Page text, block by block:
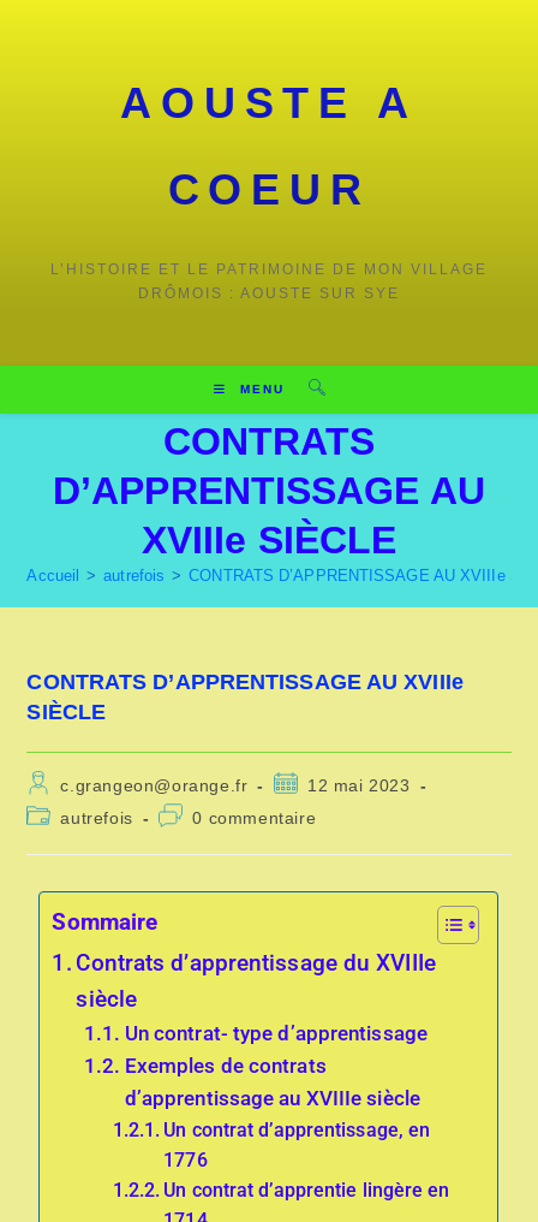
AOUSTE A
COEUR
L’HISTOIRE ET LE PATRIMOINE DE MON VILLAGE
DRÔMOIS : AOUSTE SUR SYE
MENU
CONTRATS
D’APPRENTISSAGE AU
XVIIIe SIÈCLE
Accueil > autrefois > CONTRATS D’APPRENTISSAGE AU XVIIIe
CONTRATS D’APPRENTISSAGE AU XVIIIe
SIÈCLE
c.grangeon@orange.fr
12 mai 2023
autrefois
0 commentaire
Sommaire
Contrats d’apprentissage du XVIIIe
siècle
Un contrat- type d’apprentissage
Exemples de contrats
d’apprentissage au XVIIIe siècle
Un contrat d’apprentissage, en
1776
Un contrat d’apprentie lingère en